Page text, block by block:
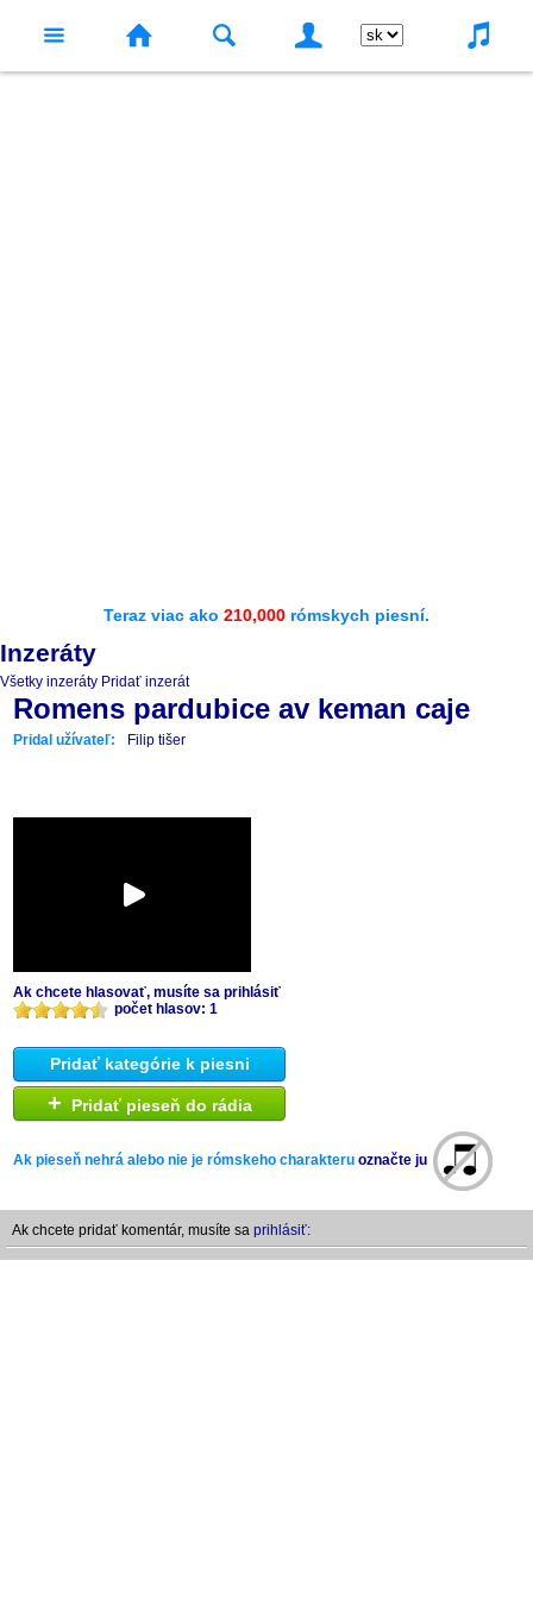
Teraz viac ako 210,000 rómskych piesní.
Inzeráty
Všetky inzeráty Pridať inzerát
Romens pardubice av keman caje
Pridal užívateľ: Filip tišer
Ak chcete hlasovať, musíte sa prihlásiť
počet hlasov: 1
Pridať kategórie k piesni
+ Pridať pieseň do rádia
Ak pieseň nehrá alebo nie je rómskeho charakteru označte ju
Ak chcete pridať komentár, musíte sa prihlásiť: